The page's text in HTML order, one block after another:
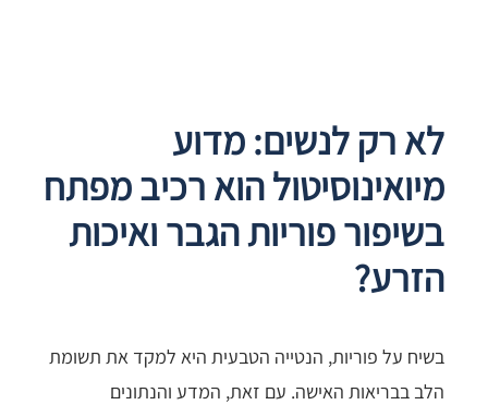
לא רק לנשים: מדוע
מיואינוסיטול הוא רכיב מפתח
בשיפור פוריות הגבר ואיכות
הזרע?
בשיח על פוריות, הנטייה הטבעית היא למקד את תשומת
הלב בבריאות האישה. עם זאת, המדע והנתונים